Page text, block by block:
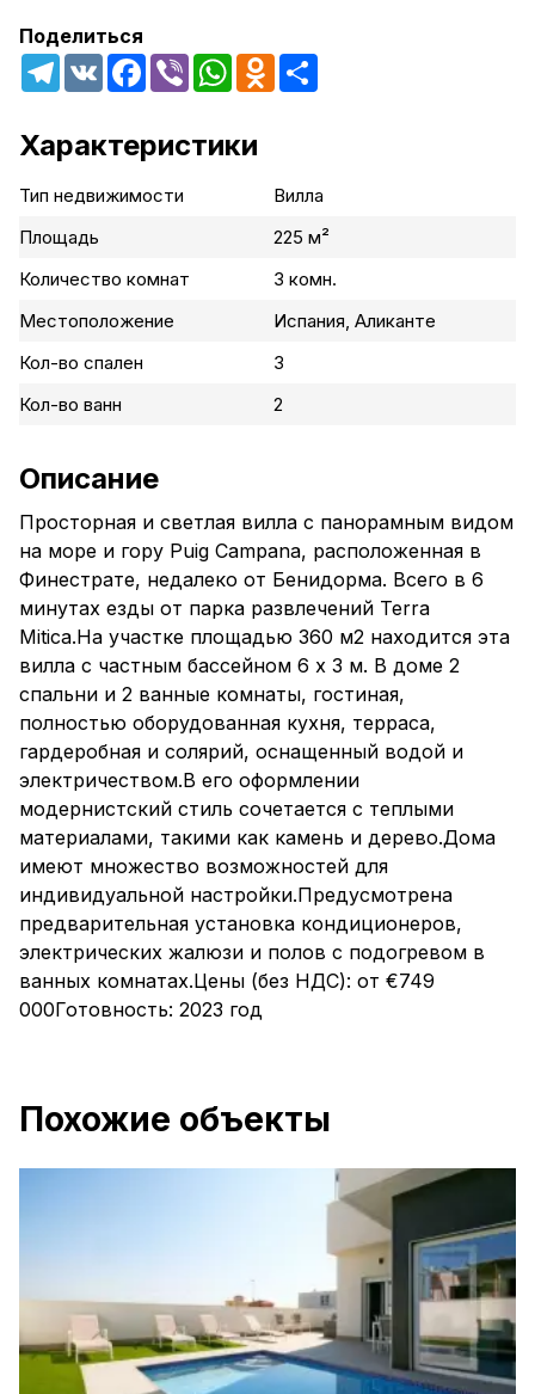
Поделиться
Telegram
VK Facebook
Viber WhatsAppOdnoklassniki
Характеристики
Тип недвижимости
Вилла
Площадь
225 м²
Количество комнат
3 комн.
Местоположение
Испания, Аликанте
Кол-во спален
3
Кол-во ванн
2
Описание
Просторная и светлая вилла с панорамным видом
на море и гору Puig Campana, расположенная в
Финестрате, недалеко от Бенидорма. Всего в 6
минутах езды от парка развлечений Terra
Mitica.На участке площадью 360 м2 находится эта
вилла с частным бассейном 6 x 3 м. В доме 2
спальни и 2 ванные комнаты, гостиная,
полностью оборудованная кухня, терраса,
гардеробная и солярий, оснащенный водой и
электричеством.В его оформлении
модернистский стиль сочетается с теплыми
материалами, такими как камень и дерево.Дома
имеют множество возможностей для
индивидуальной настройки.Предусмотрена
предварительная установка кондиционеров,
электрических жалюзи и полов с подогревом в
ванных комнатах.Цены (без НДС): от €749
000Готовность: 2023 год
Похожие объекты